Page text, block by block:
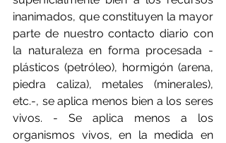
inanimados, que constituyen la mayor
parte de nuestro contacto diario con
la naturaleza en forma procesada -
plásticos (petróleo), hormigón (arena,
piedra caliza), metales (minerales),
etc.-, se aplica menos bien a los seres
vivos. - Se aplica menos a los
organismos vivos, en la medida en